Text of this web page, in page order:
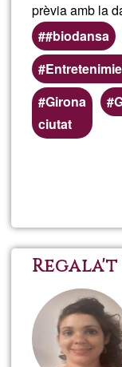
prèvia amb la
#biodansa
Preferred
(geographic)
service
Girona
ciutat